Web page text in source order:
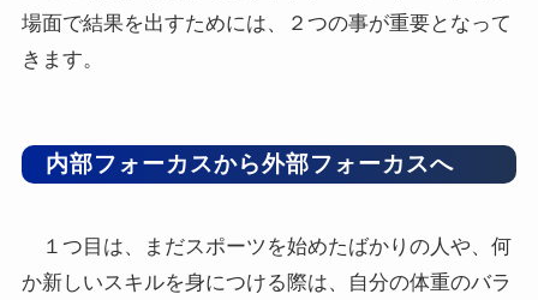
場面で結果を出すためには、２つの事が重要となって
きます。
内部フォーカスから外部フォーカスへ
１つ目は、まだスポーツを始めたばかりの人や、何
か新しいスキルを身につける際は、自分の体重のバラ